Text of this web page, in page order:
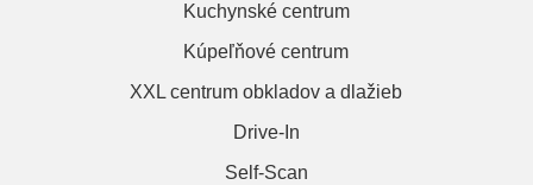
Kuchynské centrum
Kúpeľňové centrum
XXL centrum obkladov a dlažieb
Drive-In
Self-Scan